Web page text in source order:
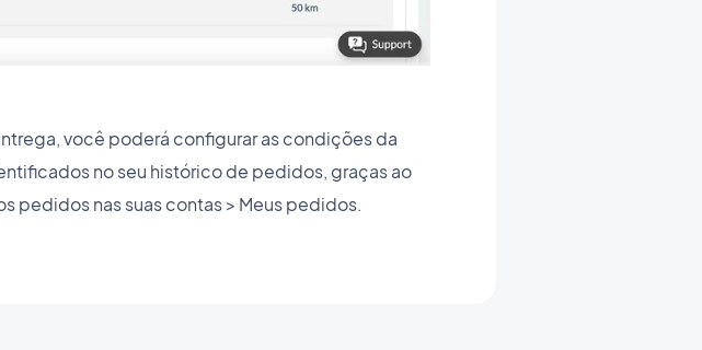
você poderá configurar as condições da
no seu histórico de pedidos, graças ao
pedidos nas suas contas > Meus pedidos.